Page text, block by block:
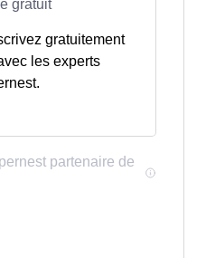
gratuitement
les experts